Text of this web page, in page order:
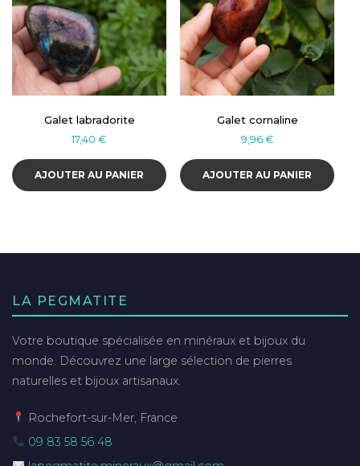
Galet labradorite
17,40€
AJOUTER AU PANIER
Galet cornaline
9,96€
AJOUTER AU PANIER
LA PEGMATITE
Votre boutique spécialisée en minéraux et bijoux du
monde. Découvrez une large sélection de pierres
naturelles et bijoux artisanaux.
Rochefort-sur-Mer, France
09 83 58 56 48